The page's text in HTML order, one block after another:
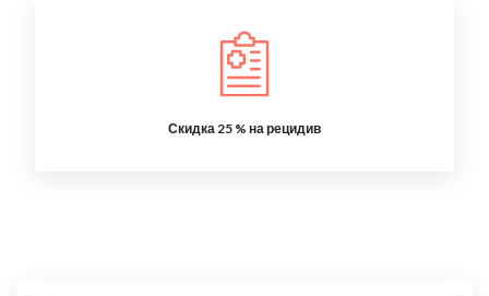
Скидка 25 % на рецидив